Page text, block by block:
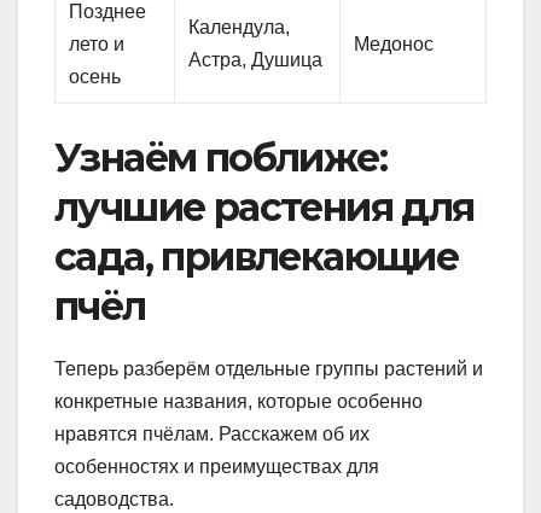
Позднее
лето и
осень
Календула,
Астра, Душица
Медонос
Узнаём поближе:
лучшие растения для
сада, привлекающие
пчёл
Теперь разберём отдельные группы растений и
конкретные названия, которые особенно
нравятся пчёлам. Расскажем об их
особенностях и преимуществах для
садоводства.